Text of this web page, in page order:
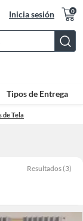
Inicia sesión 0
Bar
Tipos de Entrega
de Tela
Resultados (3)